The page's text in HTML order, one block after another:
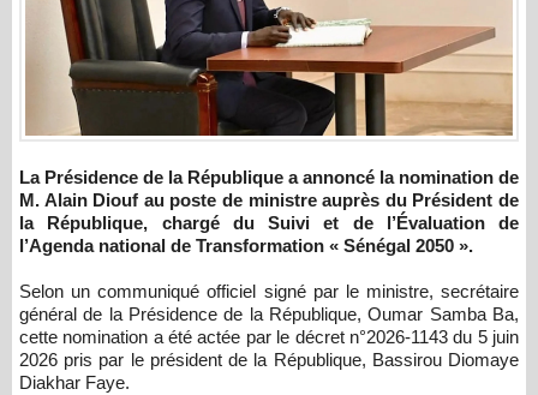
La Présidence de la République a annoncé la nomination de
M. Alain Diouf au poste de ministre auprès du Président de
la République, chargé du Suivi et de l’Évaluation de
l’Agenda national de Transformation « Sénégal 2050 ».
Selon un communiqué officiel signé par le ministre, secrétaire
général de la Présidence de la République, Oumar Samba Ba,
cette nomination a été actée par le décret n°2026-1143 du 5 juin
2026 pris par le président de la République, Bassirou Diomaye
Diakhar Faye.